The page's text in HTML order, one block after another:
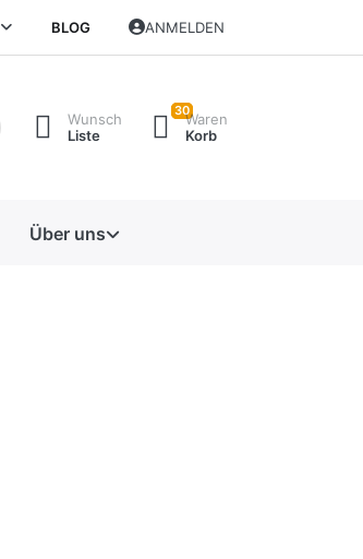
BLOG ANMELDEN
Wunsch
Liste
30Waren
Korb
Über uns